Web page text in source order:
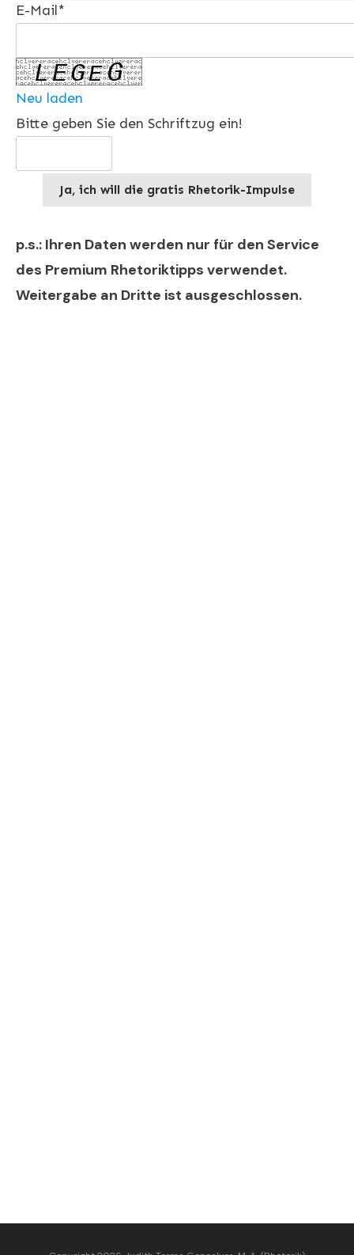
E-Mail*
Neu laden
Bitte geben Sie den Schriftzug ein!
Ja, ich will die gratis Rhetorik-Impulse
p.s.: Ihren Daten werden nur für den Service
des Premium Rhetoriktipps verwendet.
Weitergabe an Dritte ist ausgeschlossen.